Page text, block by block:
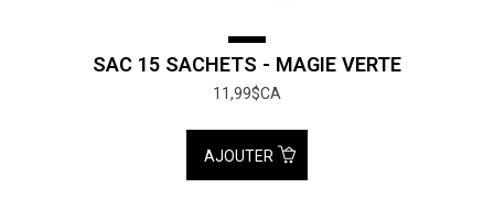
SAC 15 SACHETS - MAGIE VERTE
11,99$CA
AJOUTER